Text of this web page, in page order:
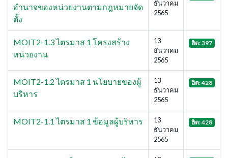
อำนาจของหน่วยงานตามกฎหมายจัด
ตั้ง
ธันวาคม
2565
MOIT2-1.3 ไตรมาส 1 โครงสร้าง
หน่วยงาน
13
ธันวาคม
2565
ฮิต: 397
MOIT2-1.2 ไตรมาส 1 นโยบายของผู้
บริหาร
13
ธันวาคม
2565
ฮิต: 428
MOIT2-1.1 ไตรมาส 1 ข้อมูลผู้บริหาร
13
ธันวาคม
2565
ฮิต: 428